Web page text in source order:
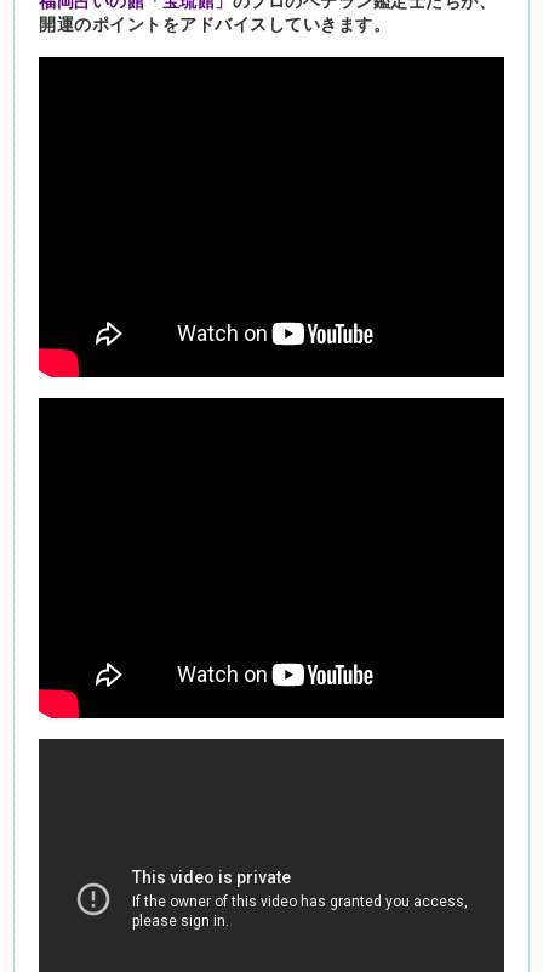
開運のポイントをアドバイスしていきます。